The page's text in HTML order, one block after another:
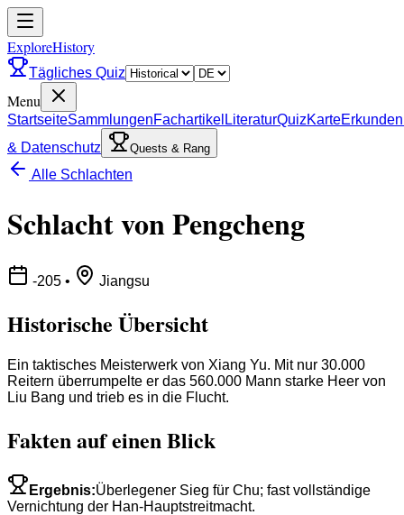
ExploreHistory
Tägliches Quiz
Menu
StartseiteSammlungenFachartikel LiteraturQuizKarteErkunden
& Datenschutz
Quests & Rang
Alle Schlachten
Schlacht von Pengcheng
-205 • Jiangsu
Historische Übersicht
Ein taktisches Meisterwerk von Xiang Yu. Mit nur 30.000
Reitern überrumpelte er das 560.000 Mann starke Heer von
Liu Bang und trieb es in die Flucht.
Fakten auf einen Blick
Ergebnis:Überlegener Sieg für Chu; fast vollständige
Vernichtung der Han-Hauptstreitmacht.